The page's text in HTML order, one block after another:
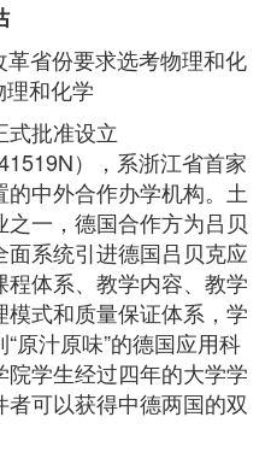
省份要求选考物理和化
和化学
式批准设立
），系浙江省首家
中外合作办学机构。土
一，德国合作方为吕贝
系统引进德国吕贝克应
体系、教学内容、教学
式和质量保证体系，学
原汁原味”的德国应用科
学生经过四年的大学学
可以获得中德两国的双